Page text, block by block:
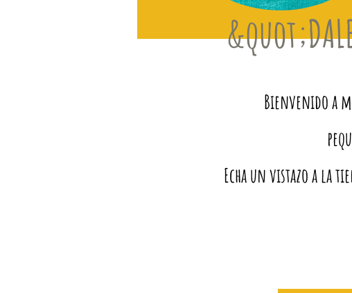
Bienvenido a
Echa un vistazo a la